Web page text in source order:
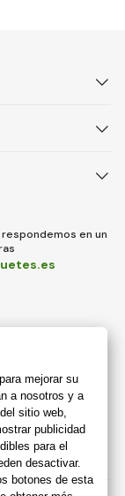
en un